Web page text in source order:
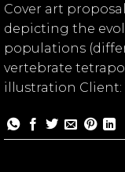
Cover art
depicting the
populations
vertebrate
illustration Client: